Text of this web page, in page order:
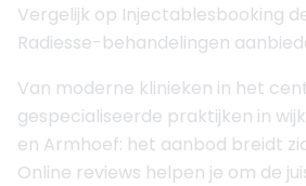
Vergelijk op Injectablesbooking
Radiesse-behandelingen
Van moderne klinieken in het
gespecialiseerde praktijken in
en Armhoef: het aanbod breidt
Online reviews helpen je om de